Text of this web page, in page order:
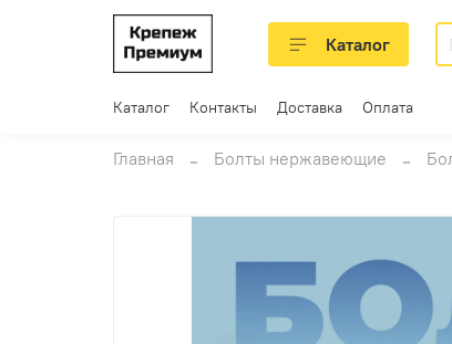
Каталог
Каталог Контакты Доставка Оплата
Главная Болты нержавеющие